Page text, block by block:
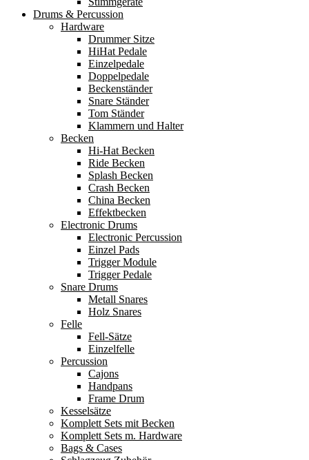
Drums & Percussion
Hardware
Drummer Sitze
HiHat Pedale
Einzelpedale
Doppelpedale
Beckenständer
Snare Ständer
Tom Ständer
Klammern und Halter
Becken
Hi-Hat Becken
Ride Becken
Splash Becken
Crash Becken
China Becken
Effektbecken
Electronic Drums
Electronic Percussion
Einzel Pads
Trigger Module
Trigger Pedale
Snare Drums
Metall Snares
Holz Snares
Felle
Fell-Sätze
Einzelfelle
Percussion
Cajons
Handpans
Frame Drum
Kesselsätze
Komplett Sets mit Becken
Komplett Sets m. Hardware
Bags & Cases